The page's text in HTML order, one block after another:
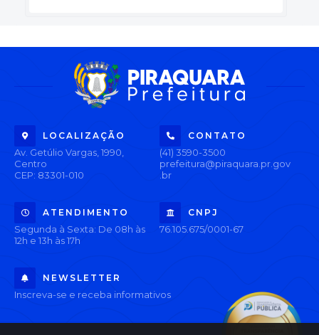
LOCALIZAÇÃO
Av. Getúlio Vargas, 1990,
Centro
CEP: 83301-010
CONTATO
(41) 3590-3500
prefeitura@piraquara.pr.gov
.br
ATENDIMENTO
Segunda à Sexta: De 08h às
12h e 13h às 17h
CNPJ
76.105.675/0001-67
NEWSLETTER
Inscreva-se e receba informativos